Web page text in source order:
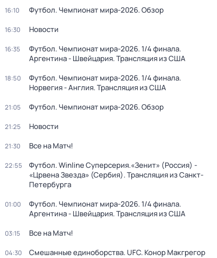
16:10 Футбол. Чемпионат мира-2026. Обзор
16:30 Новости
16:35
Футбол. Чемпионат мира-2026. 1/4 финала.
Аргентина - Швейцария. Трансляция из США
18:50
Футбол. Чемпионат мира-2026. 1/4 финала.
Норвегия - Англия. Трансляция из США
21:05 Футбол. Чемпионат мира-2026. Обзор
21:25 Новости
21:30 Все на Матч!
22:55
Футбол. Winline Суперсерия.«Зенит» (Россия) -
«Црвена Звезда» (Сербия). Трансляция из Санкт-
Петербурга
01:00
Футбол. Чемпионат мира-2026. 1/4 финала.
Аргентина - Швейцария. Трансляция из США
03:15 Все на Матч!
04:30
Смешанные единоборства. UFC. Конор Макгрегор